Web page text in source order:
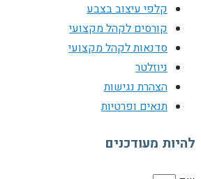
קלפי עיצוב בצבע
קורסים לקהל מקצועי
סדנאות לקהל מקצועי
ניוזלטר
הצהרת נגישות
תנאים ופרטיות
להיות מעודכנים